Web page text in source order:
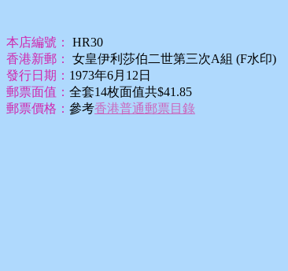
本店編號：
HR30
香港新郵：
女皇伊利莎伯二世第三次A組 (F水印)
發行日期： 1973年6月12日
郵票面值： 全套14枚面值共$41.85
郵票價格： 參考香港普通郵票目錄